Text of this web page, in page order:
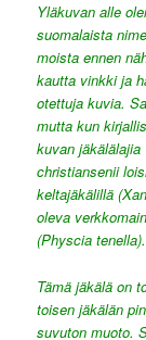
Yläkuvan alle
suomalaista
moista ennen
kautta vinkki ja
otettuja kuvia.
mutta kun
kuvan
christiansenii
keltajäkälillä
oleva
(Physcia tenella).
Tämä jäkälä on
toisen jäkälän
suvuton muoto.